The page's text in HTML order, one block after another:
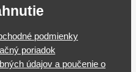
podmienky
poriadok
údajov a poučenie o